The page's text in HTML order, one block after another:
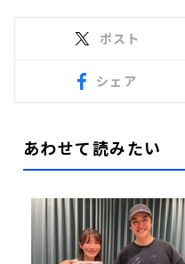
ポスト
シェア
あわせて読みたい